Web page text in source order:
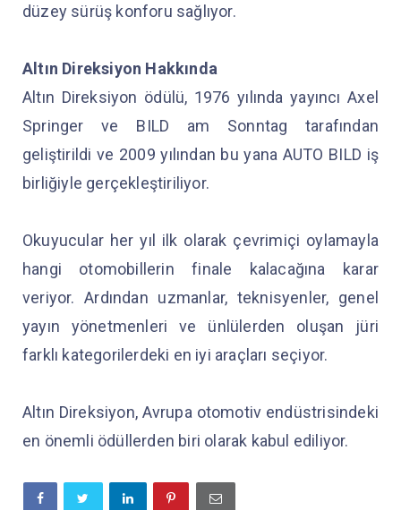
düzey sürüş konforu sağlıyor.
Altın Direksiyon Hakkında
Altın Direksiyon ödülü, 1976 yılında yayıncı Axel
Springer ve BILD am Sonntag tarafından
geliştirildi ve 2009 yılından bu yana AUTO BILD iş
birliğiyle gerçekleştiriliyor.
Okuyucular her yıl ilk olarak çevrimiçi oylamayla
hangi otomobillerin finale kalacağına karar
veriyor. Ardından uzmanlar, teknisyenler, genel
yayın yönetmenleri ve ünlülerden oluşan jüri
farklı kategorilerdeki en iyi araçları seçiyor.
Altın Direksiyon, Avrupa otomotiv endüstrisindeki
en önemli ödüllerden biri olarak kabul ediliyor.